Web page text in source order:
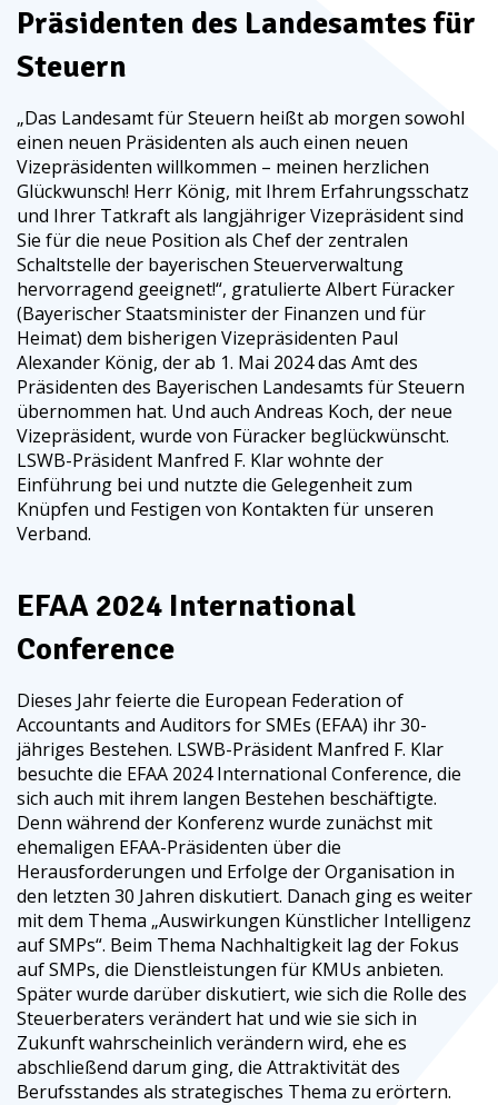
Präsidenten des Landesamtes für
Steuern
„Das Landesamt für Steuern heißt ab morgen sowohl
einen neuen Präsidenten als auch einen neuen
Vizepräsidenten willkommen – meinen herzlichen
Glückwunsch! Herr König, mit Ihrem Erfahrungsschatz
und Ihrer Tatkraft als langjähriger Vizepräsident sind
Sie für die neue Position als Chef der zentralen
Schaltstelle der bayerischen Steuerverwaltung
hervorragend geeignet!“, gratulierte Albert Füracker
(Bayerischer Staatsminister der Finanzen und für
Heimat) dem bisherigen Vizepräsidenten Paul
Alexander König, der ab 1. Mai 2024 das Amt des
Präsidenten des Bayerischen Landesamts für Steuern
übernommen hat. Und auch Andreas Koch, der neue
Vizepräsident, wurde von Füracker beglückwünscht.
LSWB-Präsident Manfred F. Klar wohnte der
Einführung bei und nutzte die Gelegenheit zum
Knüpfen und Festigen von Kontakten für unseren
Verband.
EFAA 2024 International
Conference
Dieses Jahr feierte die European Federation of
Accountants and Auditors for SMEs (EFAA) ihr 30-
jähriges Bestehen. LSWB-Präsident Manfred F. Klar
besuchte die EFAA 2024 International Conference, die
sich auch mit ihrem langen Bestehen beschäftigte.
Denn während der Konferenz wurde zunächst mit
ehemaligen EFAA-Präsidenten über die
Herausforderungen und Erfolge der Organisation in
den letzten 30 Jahren diskutiert. Danach ging es weiter
mit dem Thema „Auswirkungen Künstlicher Intelligenz
auf SMPs“. Beim Thema Nachhaltigkeit lag der Fokus
auf SMPs, die Dienstleistungen für KMUs anbieten.
Später wurde darüber diskutiert, wie sich die Rolle des
Steuerberaters verändert hat und wie sie sich in
Zukunft wahrscheinlich verändern wird, ehe es
abschließend darum ging, die Attraktivität des
Berufsstandes als strategisches Thema zu erörtern.